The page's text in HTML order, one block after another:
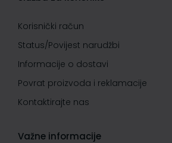
Korisnički račun
Status/Povijest narudžbi
Informacije o dostavi
Povrat proizvoda i reklamacije
Kontaktirajte nas
Važne informacije